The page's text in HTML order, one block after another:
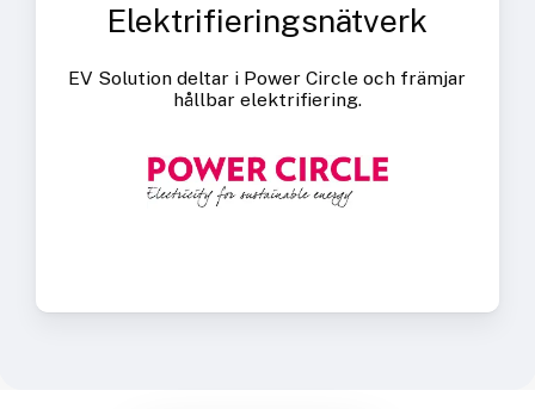
Elektrifieringsnätverk
EV Solution deltar i Power Circle och främjar
hållbar elektrifiering.